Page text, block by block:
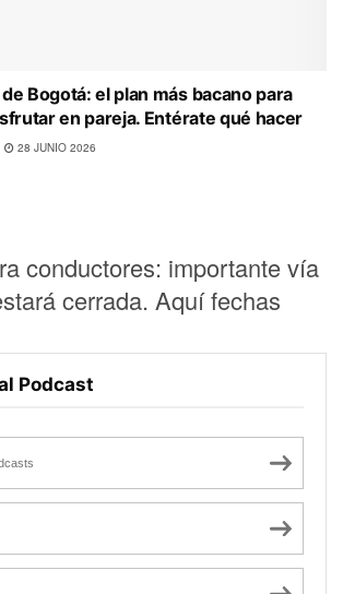
Bogotá: el plan más bacano para
en pareja. Entérate qué hacer
28 JUNIO 2026
conductores: importante vía
cerrada. Aquí fechas
Podcast